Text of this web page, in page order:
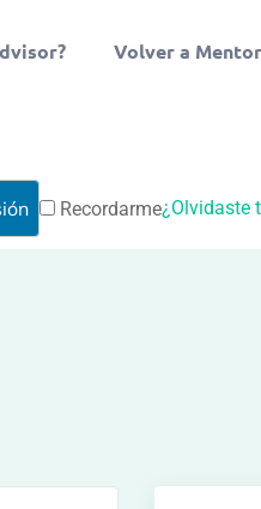
Volver a
Recordarme¿Olvidaste